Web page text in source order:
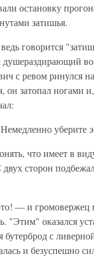
остановку
затишья.
говорится
душераздирающий
с ревом ринулся
он затопал ногами
уберите
что имеет в
двух сторон
— и громовержец
"Этим" оказался
с
и безуспешно